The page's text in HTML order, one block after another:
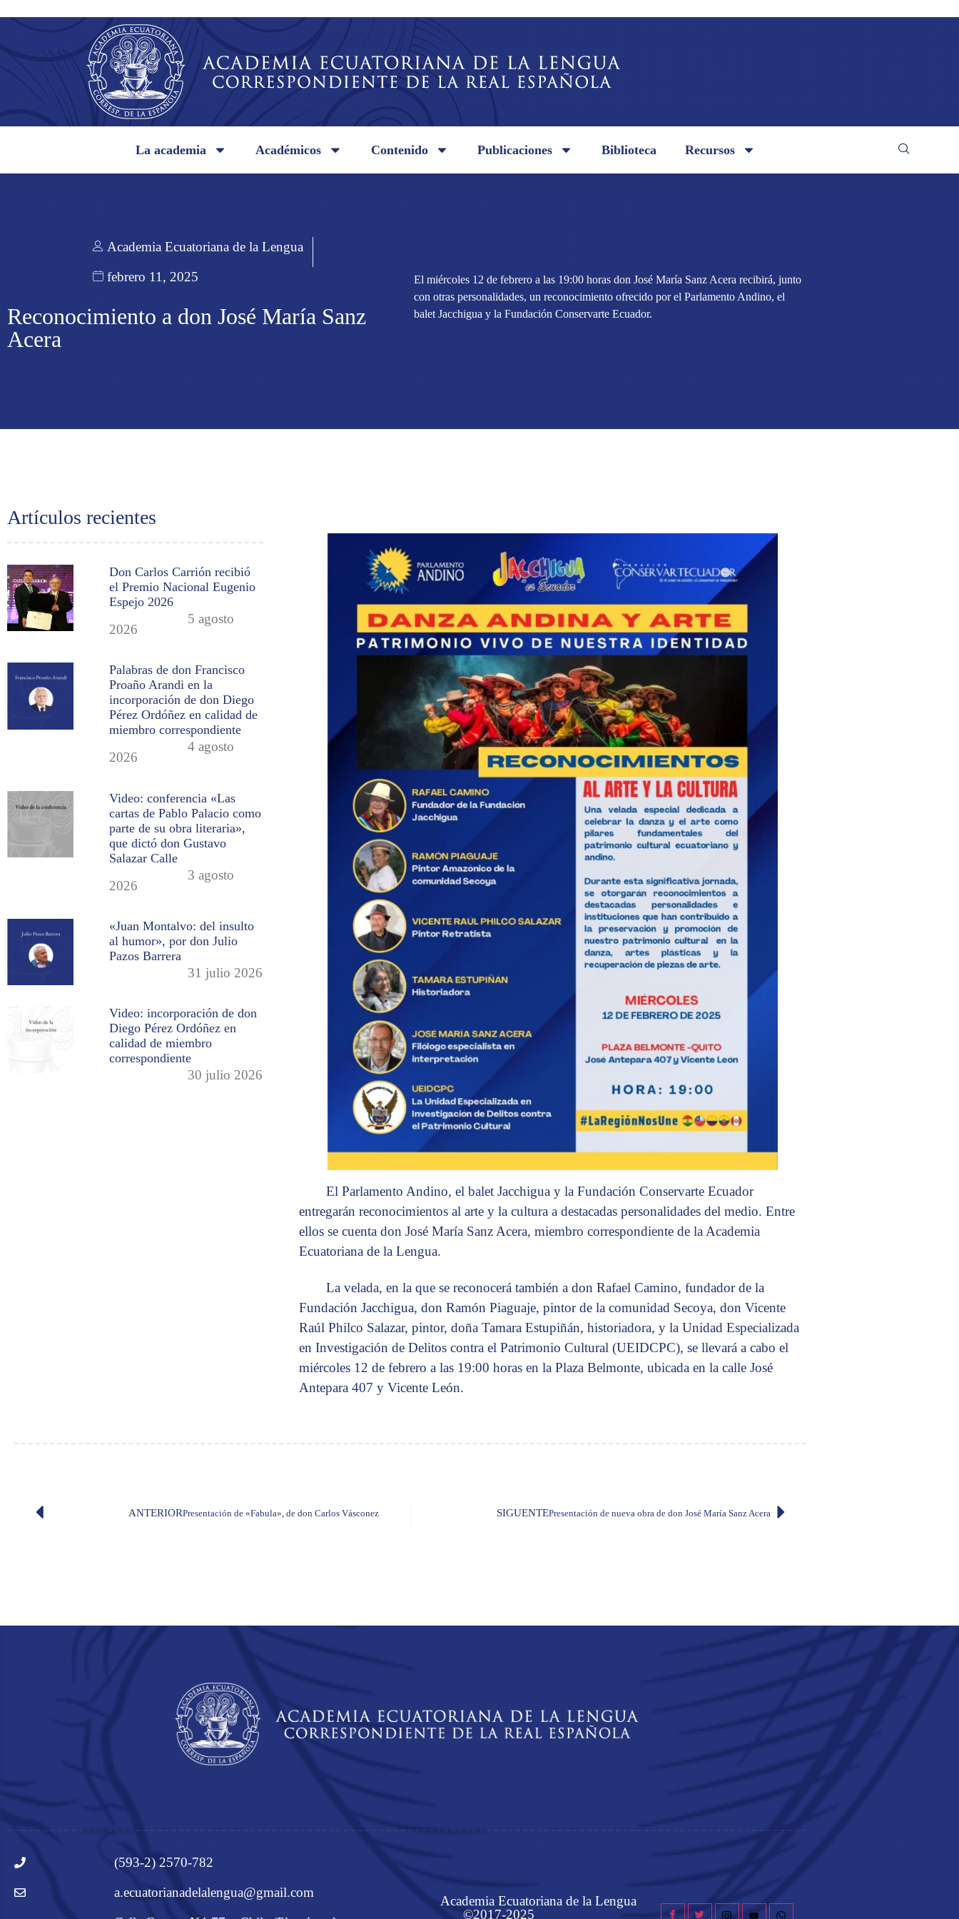
La academia Académicos Contenido Publicaciones Biblioteca Recursos
Academia Ecuatoriana de la Lengua
febrero 11, 2025
Reconocimiento a don José María Sanz
Acera
El miércoles 12 de febrero a las 19:00 horas don José María Sanz Acera recibirá, junto
con otras personalidades, un reconocimiento ofrecido por el Parlamento Andino, el
balet Jacchigua y la Fundación Conservarte Ecuador.
Artículos recientes
Don Carlos Carrión recibió
el Premio Nacional Eugenio
Espejo 2026
5 agosto
2026
Palabras de don Francisco
Proaño Arandi en la
incorporación de don Diego
Pérez Ordóñez en calidad de
miembro correspondiente
4 agosto
2026
Video: conferencia «Las
cartas de Pablo Palacio como
parte de su obra literaria»,
que dictó don Gustavo
Salazar Calle
3 agosto
2026
«Juan Montalvo: del insulto
al humor», por don Julio
Pazos Barrera
31 julio 2026
Video: incorporación de don
Diego Pérez Ordóñez en
calidad de miembro
correspondiente
30 julio 2026
El Parlamento Andino, el balet Jacchigua y la Fundación Conservarte Ecuador
entregarán reconocimientos al arte y la cultura a destacadas personalidades del medio. Entre
ellos se cuenta don José María Sanz Acera, miembro correspondiente de la Academia
Ecuatoriana de la Lengua.
La velada, en la que se reconocerá también a don Rafael Camino, fundador de la
Fundación Jacchigua, don Ramón Piaguaje, pintor de la comunidad Secoya, don Vicente
Raúl Philco Salazar, pintor, doña Tamara Estupiñán, historiadora, y la Unidad Especializada
en Investigación de Delitos contra el Patrimonio Cultural (UEIDCPC), se llevará a cabo el
miércoles 12 de febrero a las 19:00 horas en la Plaza Belmonte, ubicada en la calle José
Antepara 407 y Vicente León.
ANTERIORPresentación de «Fabula», de don Carlos Vásconez SIGUENTEPresentación de nueva obra de don José María Sanz Acera
(593-2) 2570-782
a.ecuatorianadelalengua@gmail.com
Academia Ecuatoriana de la Lengua
©2017-2025